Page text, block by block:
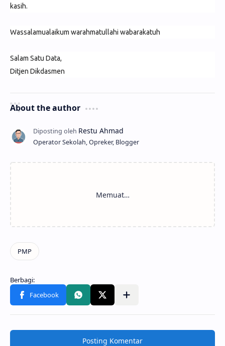
kasih.
Wassalamualaikum warahmatullahi wabarakatuh
Salam Satu Data,
Ditjen Dikdasmen
About the author
Operator Sekolah, Opreker, Blogger
Posting Komentar